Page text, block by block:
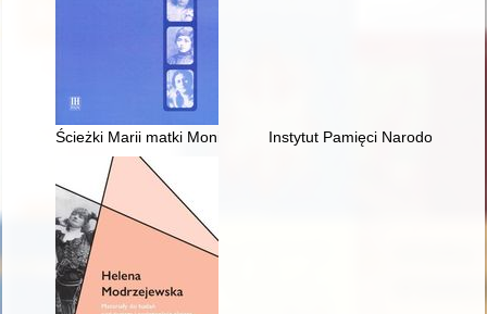
Ścieżki Marii matki Moniki Różańskiej od konwersji do
Instytut Pamięci Narodowej -